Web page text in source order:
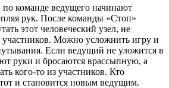
по команде ведущего начинают
рук. После команды «Стоп»
этот человеческий узел, не
участников. Можно усложнить игру и
Если ведущий не уложится в
руки и бросаются врассыпную, а
кого-то из участников. Кто
и становится новым ведущим.